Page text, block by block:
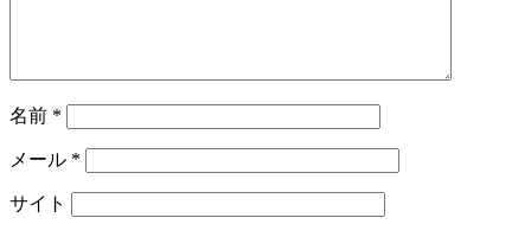
名前 *
メール *
サイト